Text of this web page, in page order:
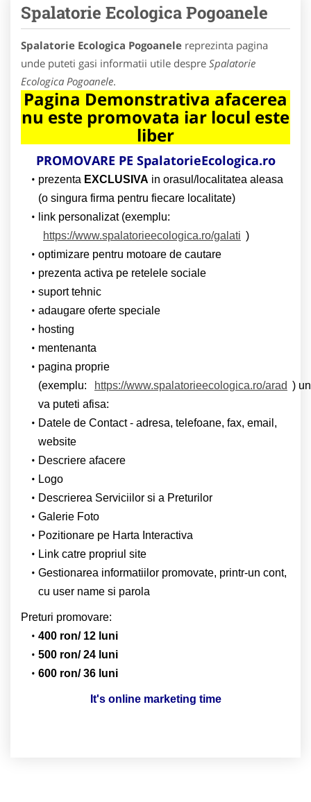
Spalatorie Ecologica Pogoanele
Spalatorie Ecologica Pogoanele reprezinta pagina
unde puteti gasi informatii utile despre Spalatorie
Ecologica Pogoanele.
Pagina Demonstrativa afacerea
nu este promovata iar locul este
liber
PROMOVARE PE SpalatorieEcologica.ro
prezenta EXCLUSIVA in orasul/localitatea aleasa
(o singura firma pentru fiecare localitate)
link personalizat (exemplu:
https://www.spalatorieecologica.ro/galati )
optimizare pentru motoare de cautare
prezenta activa pe retelele sociale
suport tehnic
adaugare oferte speciale
hosting
mentenanta
pagina proprie
(exemplu:
https://www.spalatorieecologica.ro/arad )
va puteti afisa:
Datele de Contact - adresa, telefoane, fax, email,
website
Descriere afacere
Logo
Descrierea Serviciilor si a Preturilor
Galerie Foto
Pozitionare pe Harta Interactiva
Link catre propriul site
Gestionarea informatiilor promovate, printr-un cont,
cu user name si parola
Preturi promovare:
400 ron/ 12 luni
500 ron/ 24 luni
600 ron/ 36 luni
It's online marketing time